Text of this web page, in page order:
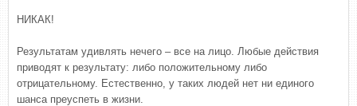
НИКАК!
Результатам удивлять нечего – все на лицо. Любые действия
приводят к результату: либо положительному либо
отрицательному. Естественно, у таких людей нет ни единого
шанса преуспеть в жизни.